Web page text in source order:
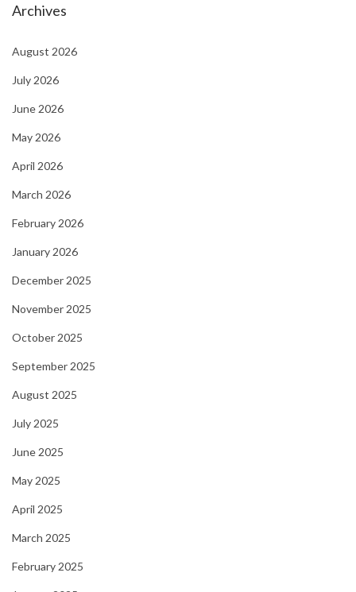
Archives
August 2026
July 2026
June 2026
May 2026
April 2026
March 2026
February 2026
January 2026
December 2025
November 2025
October 2025
September 2025
August 2025
July 2025
June 2025
May 2025
April 2025
March 2025
February 2025